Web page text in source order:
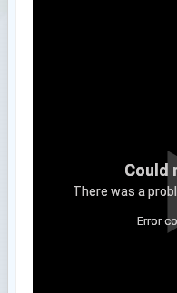
Could
There was a
Error